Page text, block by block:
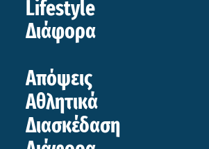
Lifestyle
Διάφορα
Απόψεις
Αθλητικά
Διασκέδαση